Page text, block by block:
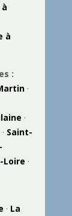
à
:
·
·
· Saint-
Loire ·
· La